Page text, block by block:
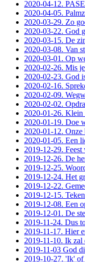
2020-04-12.
2020-04-05.
2020-03-29. Zo
2020-03-22. God
2020-03-15. De
2020-03-08. Van
2020-03-01. Op
2020-02-26. Mis
2020-02-23. God
2020-02-16.
2020-02-09.
2020-02-02.
2020-01-26. Klein
2020-01-19. Doe
2020-01-12. Onze
2020-01-05. Een
2019-12-29.
2019-12-26. De
2019-12-25.
2019-12-24. Het
2019-12-22.
2019-12-15.
2019-12-08. Een
2019-12-01. De
2019-11-24. Dus
2019-11-17. Hier
2019-11-10. Ik zal
2019-11-03 God
2019-10-27. 'Ik'